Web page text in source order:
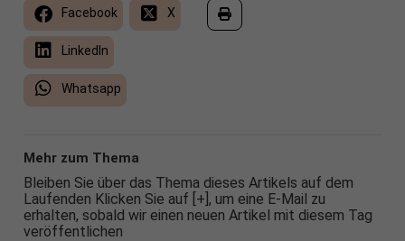
Facebook X
LinkedIn
Whatsapp
Mehr zum Thema
Bleiben Sie über das Thema dieses Artikels auf dem
Laufenden Klicken Sie auf [+], um eine E-Mail zu
erhalten, sobald wir einen neuen Artikel mit diesem Tag
veröffentlichen